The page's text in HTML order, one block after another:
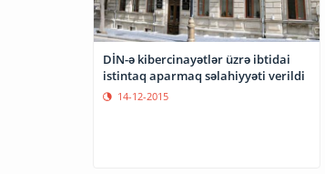
DİN-ə kibercinayətlər üzrə ibtidai
istintaq aparmaq səlahiyyəti verildi
14-12-2015